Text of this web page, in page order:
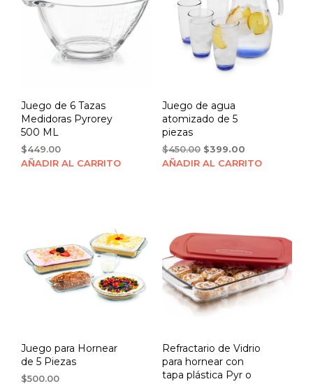
Juego de 6 Tazas
Medidoras Pyrorey
500 ML
$449.00
AÑADIR AL CARRITO
Juego de agua
atomizado de 5
piezas
$450.00 Original
price
$399.00Current
price
AÑADIR AL CARRITO
Juego para Hornear
de 5 Piezas
$500.00
Refractario de Vidrio
para hornear con
tapa plástica Pyr o